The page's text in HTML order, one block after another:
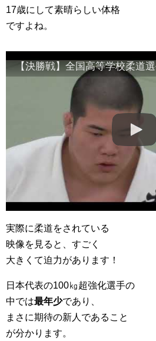
17歳にして素晴らしい体格
ですよね。
実際に柔道をされている
映像を見ると、すごく
大きくて迫力があります！
日本代表の100㎏超強化選手の
中では最年少であり、
まさに期待の新人であること
が分かります。